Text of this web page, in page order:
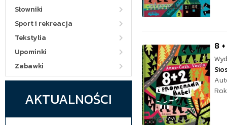
Słowniki
Sport i rekreacja
Tekstylia
Upominki
Zabawki
AKTUALNOŚCI
8